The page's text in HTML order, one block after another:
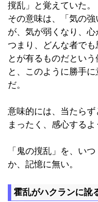
撹乱」と覚えていた。
その意味は、「気の
が、気が弱くなり、心
つまり、どんな者で
とが有るものだという
と、このように勝手
だ。
意味的には、当たらず
まったく、感心するよ
「鬼の撹乱」を、い
か、記憶に無い。
霍乱がハクランに訛